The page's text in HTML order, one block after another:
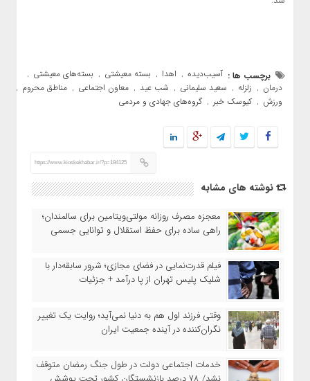
برچسب ها : آسیب‌دیده , اهدا , بسته معیشتی , بسته‌های معیشتی ,
درمان , زلزله , سعید سلیمانی , شب عید , معاون اجتماعی , مناطق محروم ,
ورزش , کیوسک خبر , گروه‌های جهادی و مردمی
https://www.kioskekhabar.ir/?p=184125
نوشته های مشابه
معجزه مصرف روزانه مولتی‌ویتامین برای سالمندان؛
راهی ساده برای حفظ استقلال و توانایی جسمی
فیلم قدرت‌نمایی در فضای مجازی؛ شرور سابقه‌دار با
شلیک پلیس تهران از پا درآمد + جزئیات
وقتی فرزند اول هم به دنیا نمی‌آید؛ روایت یک تغییر
نگران‌کننده در آینده جمعیت ایران
خدمات اجتماعی دولت در طول جنگ رمضان متوقف